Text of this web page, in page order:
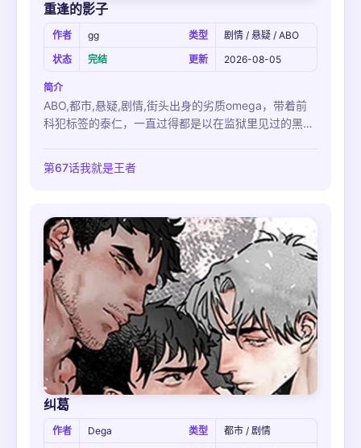
重逢的影子
作者 gg 类型
剧情 / 悬疑 / ABO
状态
完结 更新 2026-08-05
简介
ABO,都市,悬疑,剧情,街头出身的劣质omega，带着前
科犯标签的泰仁，一直过得都是以在监狱里见过的黑帮
从他身上散发出来的压倒性信息素而导致昏迷。 端宇对
和劣质omega前科犯。 他究竟能否摆脱这不幸的枷
第67话我就是王者
纠葛
作者 Dega 类型
都市 / 剧情